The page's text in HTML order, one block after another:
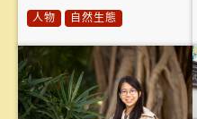
人物 自然生態